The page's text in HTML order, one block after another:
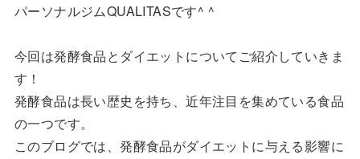
パーソナルジムQUALITASです^ ^
今回は発酵食品とダイエットについてご紹介していきま
す！
発酵食品は長い歴史を持ち、近年注目を集めている食品
の一つです。
このブログでは、発酵食品がダイエットに与える影響に